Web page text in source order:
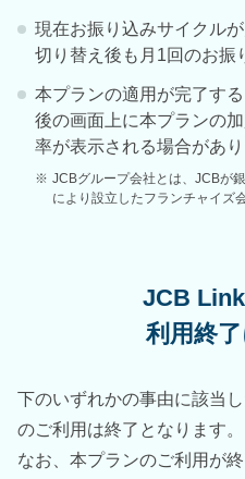
現在お振り込みサイクル
切り替え後も月1回のお振
本プランの適用が完了す
後の画面上に本プランの
率が表示される場合があり
※ JCBグループ会社とは、JCBが
により設立したフランチャイズ
JCB
利用終
下のいずれかの事由に該当
のご利用は終了となります。
なお、本プランのご利用が